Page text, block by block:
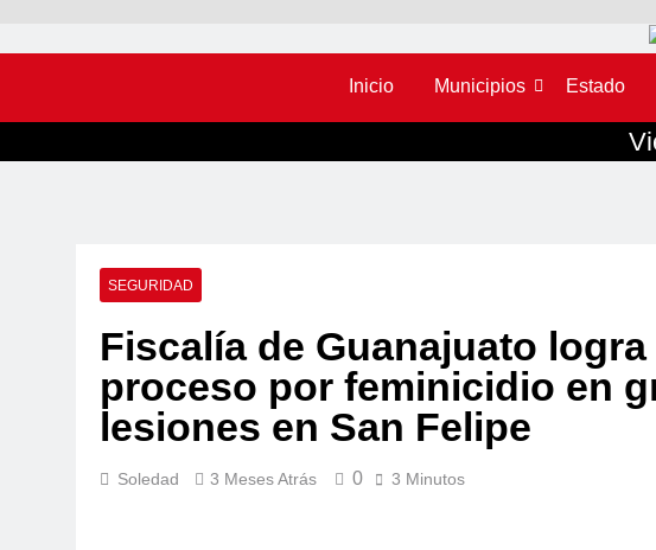
Inicio Municipios Estado
SEGURIDAD
Fiscalía de Guanajuato
proceso por feminicidio en
lesiones en San Felipe
Soledad 3 Meses Atrás 0 3 Minutos